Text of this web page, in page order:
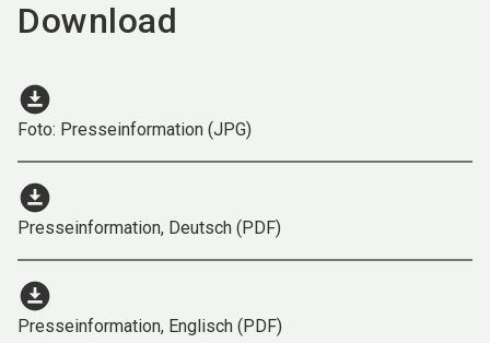
Download
download_for_offline
Foto: Presseinformation (JPG)
download_for_offline
Presseinformation, Deutsch (PDF)
download_for_offline
Presseinformation, Englisch (PDF)